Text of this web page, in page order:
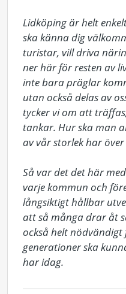
Lidköping är helt
ska känna dig
turistar, vill driva
ner här för resten av
inte bara präglar
utan också delas av
tycker vi om att
tankar. Hur ska man
av vår storlek har över
Så var det det här
varje kommun och
långsiktigt hållbar
att så många drar åt
också helt
generationer ska
har idag.